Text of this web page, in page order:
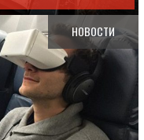
НОВОСТИ